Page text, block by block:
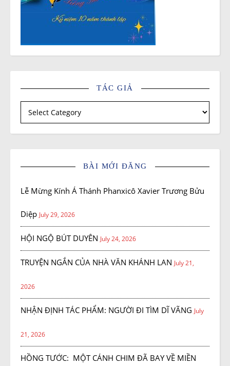
TÁC GIẢ
Tác giả
BÀI MỚI ĐĂNG
Lễ Mừng Kính Á Thánh Phanxicô Xavier Trương Bửu
Diệp July 29, 2026
HỘI NGỘ BÚT DUYÊN July 24, 2026
TRUYỆN NGẮN CỦA NHÀ VĂN KHÁNH LAN July 21,
2026
NHẬN ĐỊNH TÁC PHẨM: NGƯỜI ĐI TÌM DĨ VÃNG July
21, 2026
HỒNG TƯỚC: MỘT CÁNH CHIM ĐÃ BAY VỀ MIỀN